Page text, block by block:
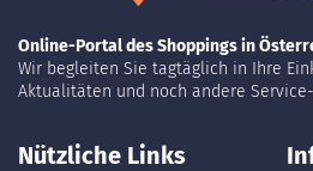
Online-Portal des Shoppings in
Wir begleiten Sie tagtäglich in Ihre
Aktualitäten und noch andere
Nützliche Links